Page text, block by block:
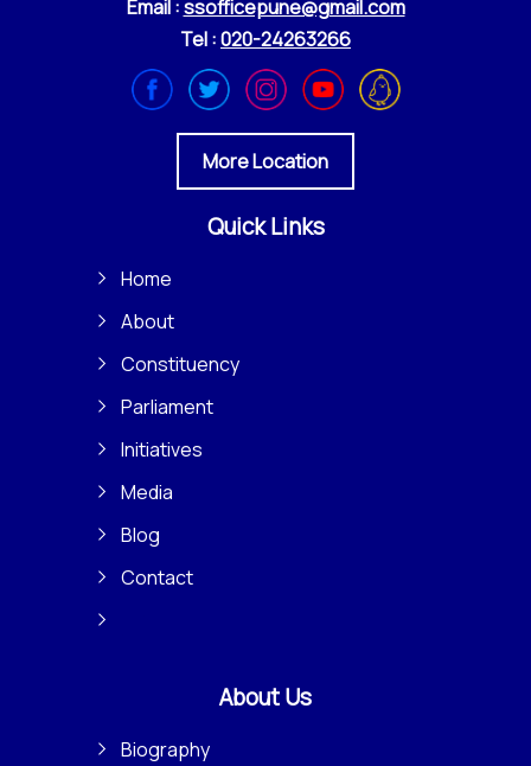
Email :ssofficepune@gmail.com
Tel :020-24263266
More Location
Quick Links
Home
About
Constituency
Parliament
Initiatives
Media
Blog
Contact
About Us
Biography